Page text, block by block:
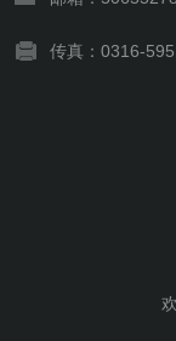
传真：0316-